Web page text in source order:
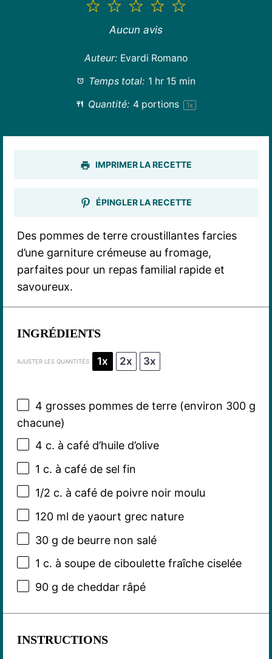
5
4
3
étoiles
2
étoiles
1
étoile
Aucun avis
Auteur: Evardi Romano
Temps total: 1 hr 15 min
Quantité: 4portions 1x
IMPRIMER LA RECETTE
ÉPINGLER LA RECETTE
Des pommes de terre croustillantes farcies
d’une garniture crémeuse au fromage,
parfaites pour un repas familial rapide et
savoureux.
INGRÉDIENTS
AJUSTER LES QUANTITÉS 1x 2x 3x
4 grosses pommes de terre (environ 300 g
chacune)
4 c. à café d’huile d’olive
1 c. à café de sel fin
1/2 c. à café de poivre noir moulu
120ml de yaourt grec nature
30 g de beurre non salé
1 c. à soupe de ciboulette fraîche ciselée
90 g de cheddar râpé
INSTRUCTIONS